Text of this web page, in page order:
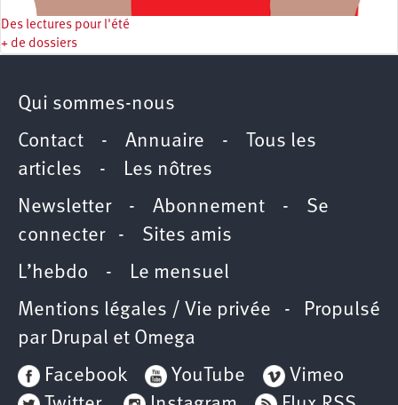
Des lectures pour l'été
+ de dossiers
Qui sommes-nous
Contact - Annuaire -
Tous les
articles - Les nôtres
Newsletter- Abonnement - Se
connecter- Sites amis
L’hebdo - Le mensuel
Mentions légales / Vie privée - Propulsé
par Drupal et Omega
Facebook
YouTube
Vimeo